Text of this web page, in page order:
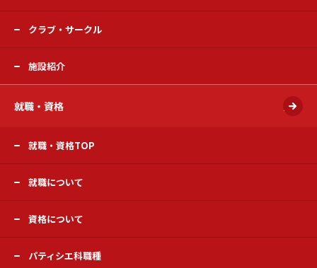
クラブ・サークル
施設紹介
就職・資格 開く
就職・資格TOP
就職について
資格について
パティシエ科職種